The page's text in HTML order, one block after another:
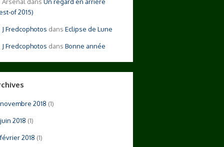
of 2015)
Fredcophotos dans Eclipse de Lune
Fredcophotos dans Bonne année
novembre 2018 (1)
juin 2018 (1)
février 2018 (1)